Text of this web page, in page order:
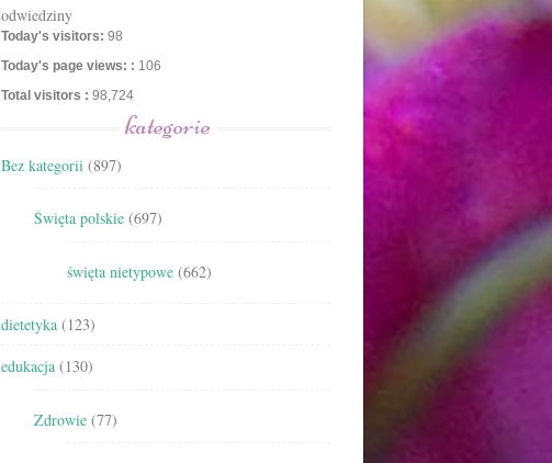
odwiedziny
Today's visitors: 98
Today's page views: : 106
Total visitors : 98,724
kategorie
Bez kategorii (897)
Święta polskie (697)
święta nietypowe (662)
dietetyka (123)
edukacja (130)
Zdrowie (77)